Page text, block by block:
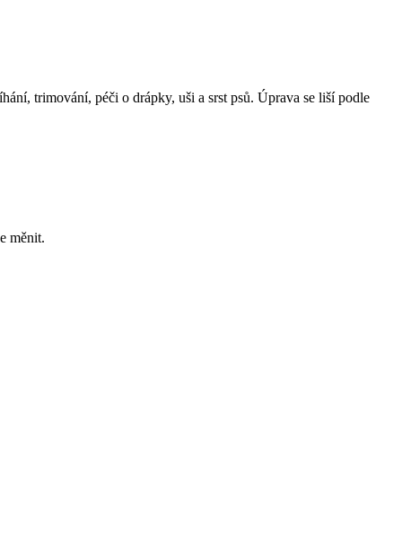
trimování, péči o drápky, uši a srst psů. Úprava se liší podle
měnit.